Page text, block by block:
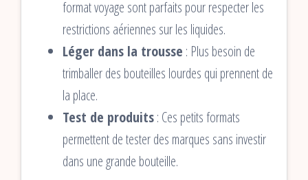
format voyage sont parfaits pour respecter les
restrictions aériennes sur les liquides.
Léger dans la trousse : Plus besoin de
trimballer des bouteilles lourdes qui prennent de
la place.
Test de produits: Ces petits formats
permettent de tester des marques sans investir
dans une grande bouteille.